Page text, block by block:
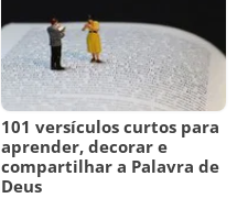
101 versículos curtos para
aprender, decorar e
compartilhar a Palavra de
Deus